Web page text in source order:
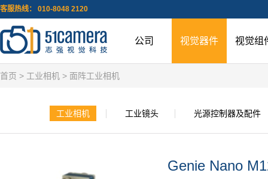
客服热线： 010-8048 2120
公司 视觉器件 视觉组
首页 > 工业相机 > 面阵工业相机
工业相机 工业镜头 光源控制器及配件
Genie Nano